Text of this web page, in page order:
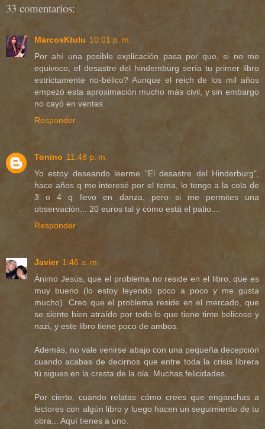
33 comentarios:
MarcosKtulu 10:01 p. m.
Por ahí una posible explicación pasa por que, si no me
equivoco, el desastre del hindemburg sería tu primer libro
estrictamente no-bélico? Aunque el reich de los mil años
empezó esta aproximación mucho más civil, y sin embargo
no cayó en ventas.
Responder
Tonino 11:48 p. m.
Yo estoy deseando leerme "El desastre del Hinderburg",
hace años q me interesé por el tema, lo tengo a la cola de
3 o 4 q llevo en danza, pero si me permites una
observación... 20 euros tal y cómo está el patio....
Responder
Javier 1:46 a. m.
Ánimo Jesús, que el problema no reside en el libro, que es
muy bueno (lo estoy leyendo poco a poco y me gusta
mucho). Creo que el problema reside en el mercado, que
se siente bien atraído por todo lo que tiene tinte belicoso y
nazi, y este libro tiene poco de ambos.
Además, no vale venirse abajo con una pequeña decepción
cuando acabas de decirnos que entre toda la crisis librera
tú sigues en la cresta de la ola. Muchas felicidades.
Por cierto, cuando relatas cómo crees que enganchas a
lectores con algún libro y luego hacen un seguimiento de tu
obra... Aquí tienes a uno.